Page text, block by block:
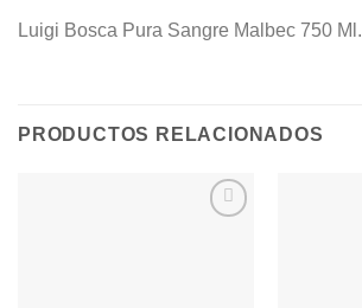
Luigi Bosca Pura Sangre Malbec 750 Ml.
PRODUCTOS RELACIONADOS